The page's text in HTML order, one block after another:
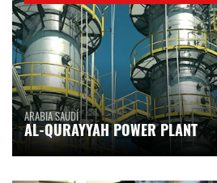
ARABIA SAUDÍ
AL-QURAYYAH POWER PLANT